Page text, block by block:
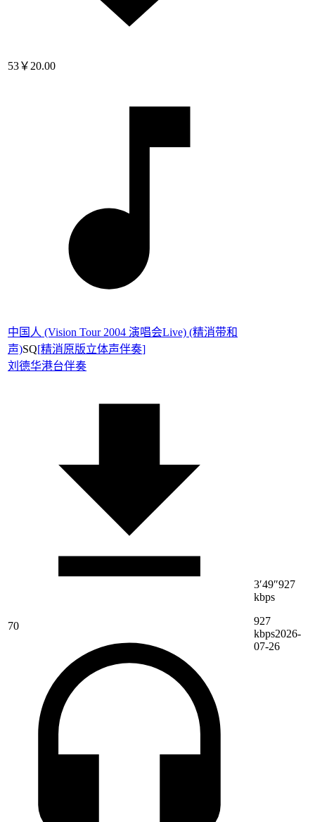
53￥20.00
中国人 (Vision Tour 2004 演唱会Live) (精消带和
声)SQ[精消原版立体声伴奏]
刘德华港台伴奏
70
3′49″927
kbps
927
kbps2026-
07-26